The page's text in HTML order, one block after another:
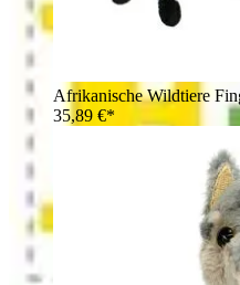
Afrikanische Wildtiere
35,89 €*